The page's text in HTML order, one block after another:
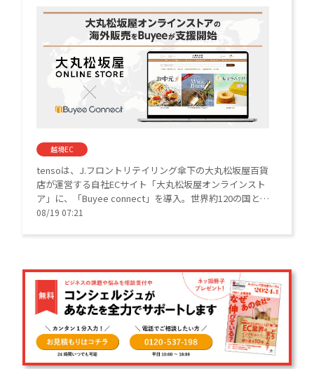
越境EC
tensoは、J.フロントリテイリング傘下の大丸松坂屋百貨
店が運営する自社ECサイト「大丸松坂屋オンラインスト
ア」に、「Buyee connect」を導入。世界約120の国と地
域へ商品販売を支援する。
08/19 07:21